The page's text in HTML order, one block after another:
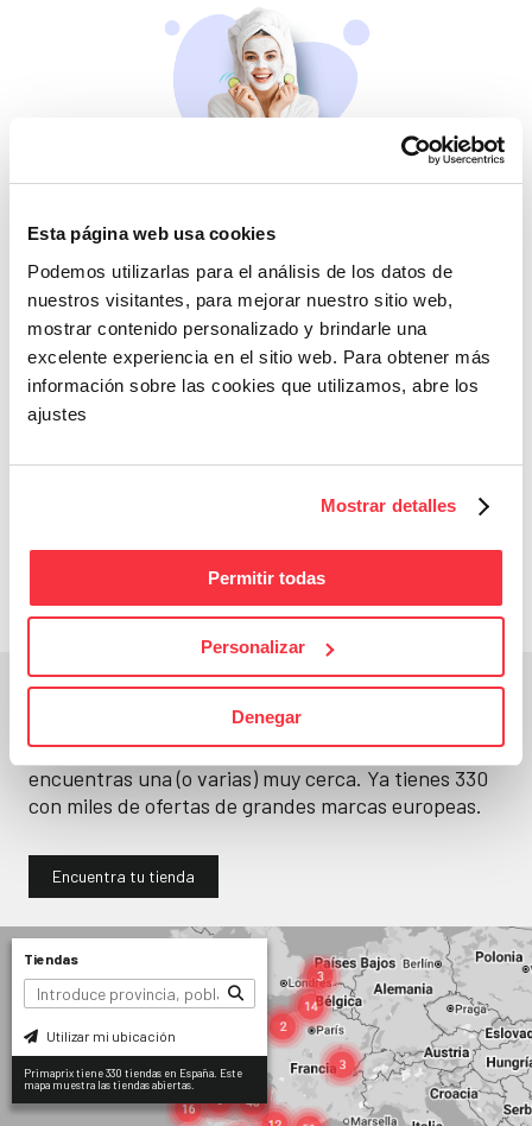
Esta página web usa cookies
Podemos utilizarlas para el análisis de los datos de
nuestros visitantes, para mejorar nuestro sitio web,
mostrar contenido personalizado y brindarle una
excelente experiencia en el sitio web. Para obtener más
información sobre las cookies que utilizamos, abre los
ajustes
Mostrar detalles
Permitir todas
Personalizar
Denegar
Si no te mimas tú…
llévatelos
En un segundo, la encuentras.
No paramos de abrirtiendas. Seguro que
encuentras una (o varias) muy cerca. Ya tienes 330
con miles de ofertas de grandes marcas europeas.
Encuentra tu tienda
Tiendas
Utilizar mi ubicación
Primaprix tiene 330 tiendas en España. Este
mapa muestra las tiendas abiertas.